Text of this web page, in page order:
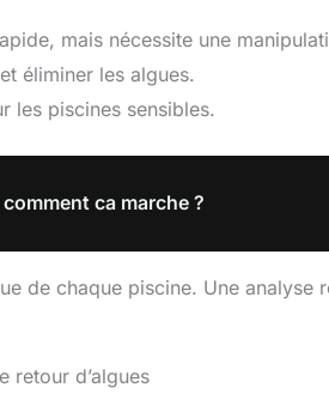
mais nécessite une
éliminer les algues.
les piscines sensibles.
ca marche ?
de chaque piscine. Une analyse
retour d’algues